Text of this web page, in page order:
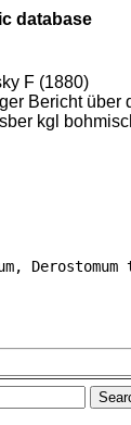
database
F (1880)
Bericht über
kgl